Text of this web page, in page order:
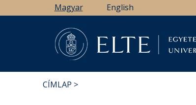
a
Magyar English
CÍMLAP